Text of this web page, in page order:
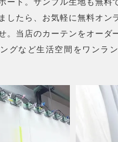
ート。サンプル生地も無料
したら、お気軽に無料オン
。当店のカーテンをオーダ
グなど生活空間をワンラ